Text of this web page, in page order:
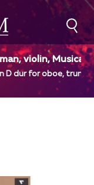
violin, Musica
dir
D dur for oboe,